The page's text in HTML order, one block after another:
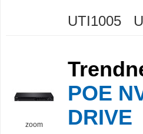
UTI1005
zoom
POE
DRIVE